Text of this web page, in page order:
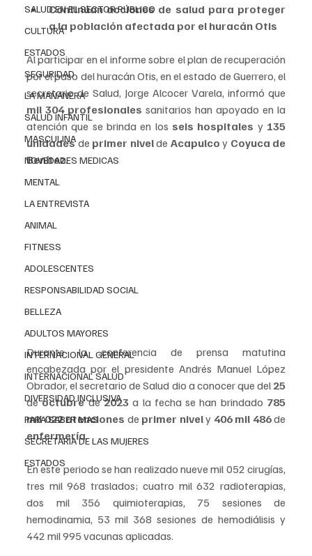
SALUD EN EL SECTOR PÚBLICO
CULTURA
ESTADOS
SEGURIDAD
LA MAÑANERA
SALUD INFANTIL
MASCULINA
NOVEDADES MEDICAS
MENTAL
LA ENTREVISTA
ANIMAL
FITNESS
ADOLESCENTES
RESPONSABILIDAD SOCIAL
BELLEZA
ADULTOS MAYORES
INTERNACIONAL GENERAL
INTERNACIONAL SALUD
DIVERSIDAD INCLUSIVA
PARA SABER MAS
SECRETARIA DE LAS MUJERES
ESTADOS
Continúan acciones de salud para proteger
a la población afectada por el huracán Otis
Al participar en el informe sobre el plan de recuperación
por el paso del huracán Otis, en el estado de Guerrero, el
mil 304 profesionales sanitarios han apoyado en la
atención que se brinda en los seis hospitales y 135
unidades de primer nivel de Acapulco y Coyuca de
Benítez.
Durante la conferencia de prensa matutina
encabezada por el presidente Andrés Manuel López
Obrador, el secretario de Salud dio a conocer que del 25
de octubre de 2023 a la fecha se han brindado 785
mil 022 atenciones de primer nivel y 406 mil 486
enfermería.
En este periodo se han realizado nueve mil 052 cirugías,
tres mil 968 traslados; cuatro mil 632 radioterapias,
dos mil 356 quimioterapias, 75 sesiones de
hemodinamia, 53 mil 368 sesiones de hemodiálisis y
442 mil 995 vacunas aplicadas.